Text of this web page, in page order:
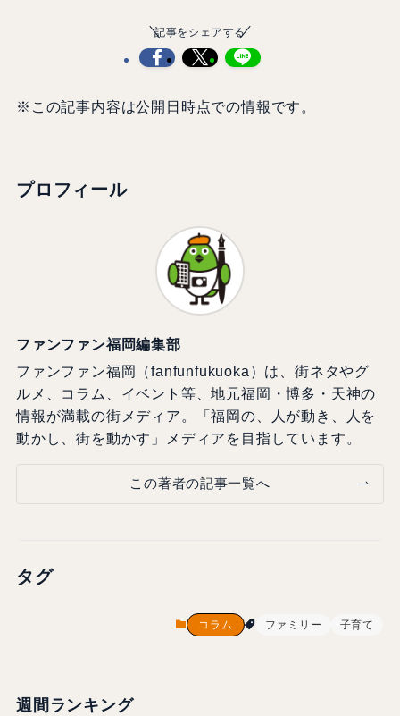
記事をシェアする
※この記事内容は公開日時点での情報です。
プロフィール
ファンファン福岡編集部
ファンファン福岡（fanfunfukuoka）は、街ネタやグ
ルメ、コラム、イベント等、地元福岡・博多・天神の
情報が満載の街メディア。「福岡の、人が動き、人を
動かし、街を動かす」メディアを目指しています。
この著者の記事一覧へ
タグ
コラム ファミリー 子育て
週間ランキング